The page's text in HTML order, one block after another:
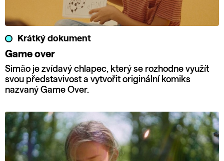
Krátký dokument
Game over
Simão je zvídavý chlapec, který se rozhodne využít
svou představivost a vytvořit originální komiks
nazvaný Game Over.